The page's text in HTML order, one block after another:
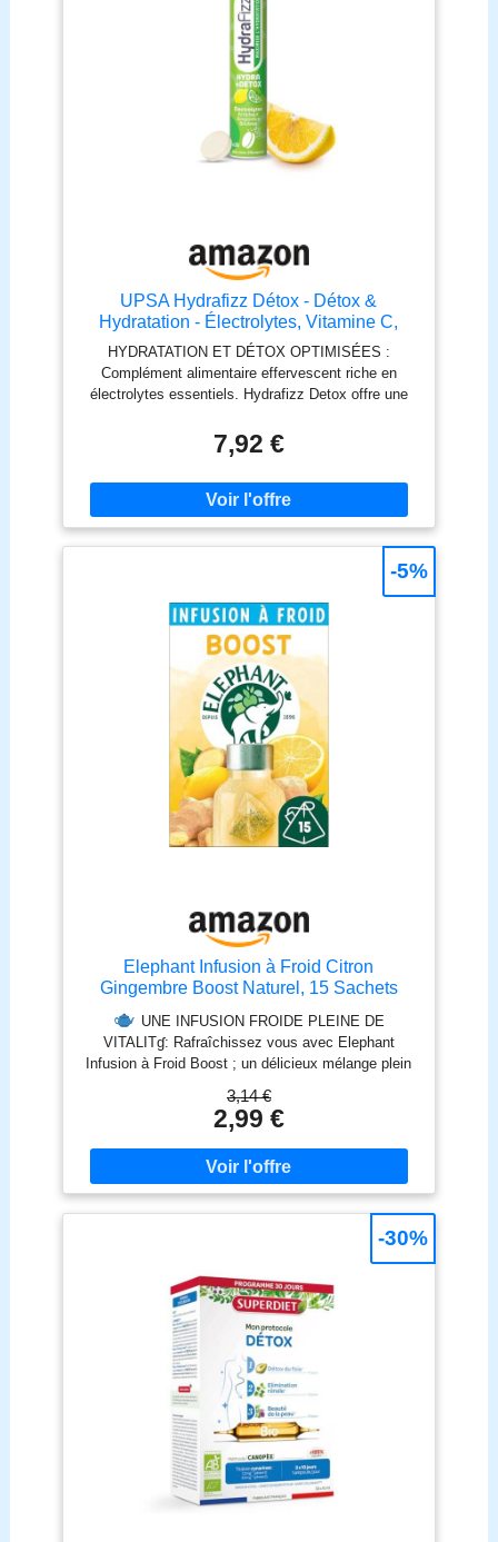
UPSA Hydrafizz Détox - Détox &
Hydratation - Électrolytes, Vitamine C,
Artichaut, Gingembre & Bouleau - Goût
Citron - 16 Comprimés Effervescents -
Fabriqué en France - Complément
Alimentaire
HYDRATATION ET DÉTOX OPTIMISÉES :
Complément alimentaire effervescent riche en
électrolytes essentiels. Hydrafizz Detox offre une
en sucres et additifs, pour une absorption optimale
de l’eau et une élimination naturelle des toxines.
ACTIFS NATURELS PERFORMANTS : Association
unique de 4 électrolytes essentiels, d’extraits
d’artichaut, de gingembre et de bouleau, combinés
à la vitamine C antioxydante pour maximiser votre
est idéal après des excès alimentaires, lors de
cures saisonnières ou simplement pour stimuler
votre métabolisme digestif. Prendre 2 comprimés
effervescents par jour dilués dans 200 ml d'eau.
GOÛT CITRON & COMPOSITION CLEAN :
Compléments alimentaires agréablement fruités au
goût de citron, sans sucres ajoutés, sans
conservateurs artificiels, ni colorants chimiques.
Une formule gourmande et saine, faible en calories
et facile à intégrer dans une routine bien-être
quotidienne. HYDRAFIZZ, EXPERTISE ET
QUALITÉ FRANÇAISE : Hydrafizz, marque du
efficacité et plaisir d’utilisation au quotidien.
7,92 €
Elephant Infusion à Froid Citron
Gingembre Boost Naturel, 15 Sachets
UNE INFUSION FROIDE PLEINE DE
VITALITɠ: Rafraîchissez vous avec Elephant
Infusion à Froid Boost ; un délicieux mélange plein
journée. Laissez infuser la bonne humeur !
CITRON ET GINGEMBRE, DES SAVEURS
DÉTONANTES : Réveillez votre eau et vos papilles
avec cette tisane combinant la fraîcheur du citron
aux notes épicées du gingembre, reconnu pour
contribuer à la vitalité.
DES BOISSONS
HEALTHY ET 100% NATURELLES : Les recettes
Elephant Infusions à froid sont composées
uniquement de plantes, de fruits et d’arômes
naturels. Sans sucres, sans calories et sans
caféine, vous pouvez les consommer tout au long
de la journée, et autant que vous voulez.
CONSEILS DE PRÉPARATION : Pour libérer tous
les arômes de nos infusions à froid, laissez infuser
le sachet dans 500 ml d’eau fraîche pendant 5 min.
Puis agitez avant de déguster !
EMBALLAGES RESPONSABLES : Parce qu'on
aime notre planète, fini le petit film plastique. Nos
boîtes d'infusion sont recyclables et faites d’un
3,14 €
2,99 €
-5%
-30%